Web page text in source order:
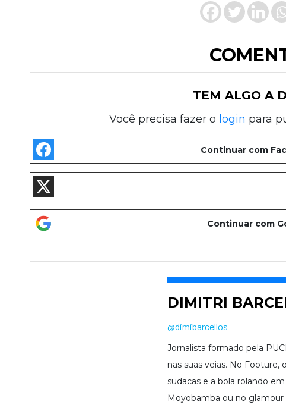
TEM ALGO A
Você precisa fazer o login para
DIMITRI
@dimibarcellos_
Jornalista formado pela
nas suas veias. No Footure,
sudacas e a bola rolando
Moyobamba ou no glamour